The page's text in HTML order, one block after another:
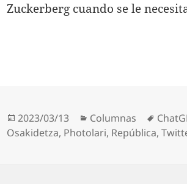
Zuckerberg cuando se le
Publicado
el
2023/03/13 Categorías
Columnas
Osakidetza, Photolari, República,